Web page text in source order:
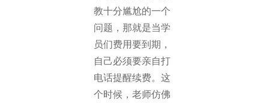
教十分尴尬的一个
问题，那就是当学
员们费用要到期，
自己必须要亲自打
电话提醒续费。这
个时候，老师仿佛